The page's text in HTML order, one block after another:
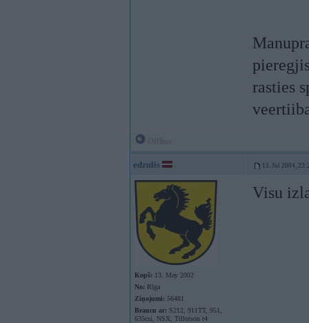
rasties
edzulis 13. Jul 2004,
Kopš: 13. May 2002
No: Rīga
Ziņojumi: 56481
Braucu ar: S212, 911TT, 951,
635csi, NSX, Tillotson t4
Visu